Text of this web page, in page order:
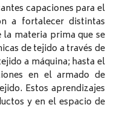
capaciones para el
a fortalecer distintas
materia prima que se
de tejido a través de
a máquina; hasta el
en el armado de
Estos aprendizajes
y en el espacio de